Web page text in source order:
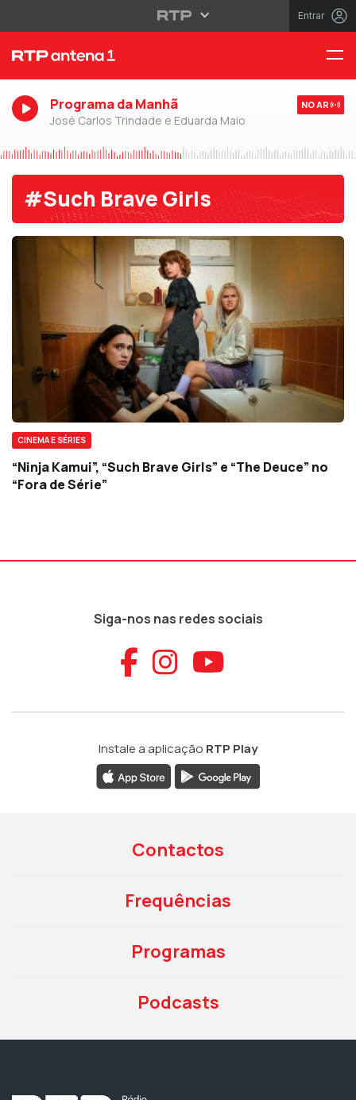
Entrar
Programa da Manhã
José Carlos Trindade e Eduarda Maio
NO AR
#Such Brave Girls
CINEMA E SÉRIES
“Ninja Kamui”, “Such Brave Girls” e “The Deuce” no
“Fora de Série”
Siga-nos nas redes sociais
Aceder ao
Aceder ao
Aceder
Instale a aplicação RTP Play
Contactos
Frequências
Programas
Podcasts